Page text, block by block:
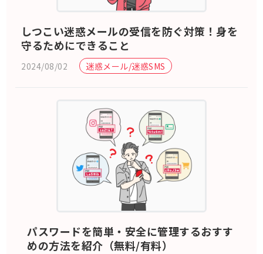
しつこい迷惑メールの受信を防ぐ対策！身を
守るためにできること
2024/08/02 迷惑メール/迷惑SMS
パスワードを簡単・安全に管理するおすす
めの方法を紹介（無料/有料）